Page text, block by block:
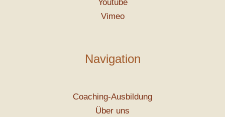
Youtube
Vimeo
Navigation
Coaching-Ausbildung
Über uns